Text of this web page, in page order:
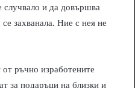
случвало и да довършва
захванала. Ние с нея не
ръчно изработените
за подаръци на близки и